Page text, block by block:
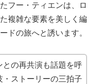
フー・ティエンは、ロ
複雑な要素を美しく編
ドの旅へと誘います。
の再共演も話題を呼
ストーリーの三拍子